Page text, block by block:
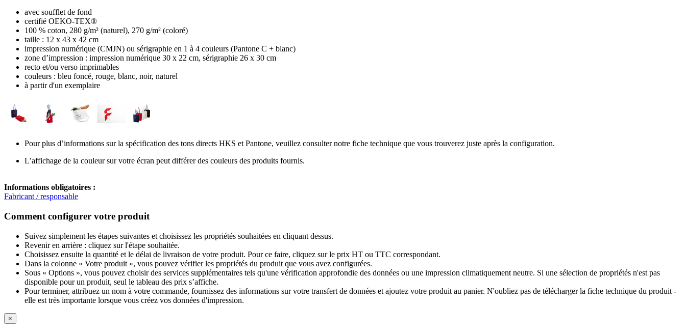
avec soufflet de fond
certifié OEKO-TEX®
100 % coton, 280 g/m² (naturel), 270 g/m² (coloré)
taille : 12 x 43 x 42 cm
impression numérique (CMJN) ou sérigraphie en 1 à 4 couleurs (Pantone C + blanc)
zone d’impression : impression numérique 30 x 22 cm, sérigraphie 26 x 30 cm
recto et/ou verso imprimables
couleurs : bleu foncé, rouge, blanc, noir, naturel
à partir d'un exemplaire
Pour plus d’informations sur la spécification des tons directs HKS et Pantone, veuillez consulter notre fiche technique que vous trouverez juste après la configuration.
L’affichage de la couleur sur votre écran peut différer des couleurs des produits fournis.
Informations obligatoires :
Fabricant / responsable
Comment configurer votre produit
Suivez simplement les étapes suivantes et choisissez les propriétés souhaitées en cliquant dessus.
Revenir en arrière : cliquez sur l'étape souhaitée.
Choisissez ensuite la quantité et le délai de livraison de votre produit. Pour ce faire, cliquez sur le prix HT ou TTC correspondant.
Dans la colonne « Votre produit », vous pouvez vérifier les propriétés du produit que vous avez configurées.
Sous « Options », vous pouvez choisir des services supplémentaires tels qu'une vérification approfondie des données ou une impression climatiquement neutre. Si une sélection de propriétés n'est pas
disponible pour un produit, seul le tableau des prix s’affiche.
Pour terminer, attribuez un nom à votre commande, fournissez des informations sur votre transfert de données et ajoutez votre produit au panier. N'oubliez pas de télécharger la fiche technique du produit -
elle est très importante lorsque vous créez vos données d'impression.
×